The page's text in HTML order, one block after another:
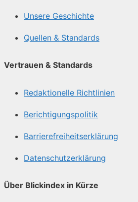
Unsere Geschichte
Quellen & Standards
Vertrauen & Standards
Redaktionelle Richtlinien
Berichtigungspolitik
Barrierefreiheitserklärung
Datenschutzerklärung
Über Blickindex in Kürze